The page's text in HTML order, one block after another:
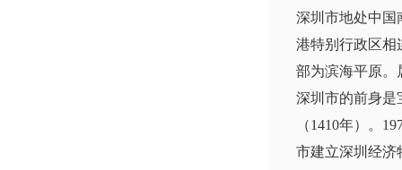
深圳市地处中国
港特别行政区相
部为滨海平原。
深圳市的前身是
（1410年）。
市建立深圳经济